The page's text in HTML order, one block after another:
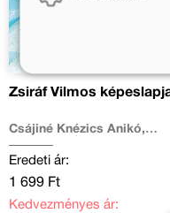
Zsiráf Vilmos
Csájiné Knézics Anikó,
Eredeti ár:
1 699 Ft
Kedvezményes ár: